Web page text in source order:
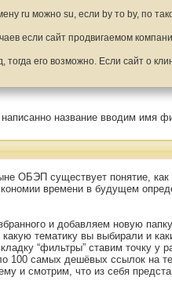
ru можно su, если by то by, по
если сайт продвигаемом
тогда его возможно. Если сайт о
название вводим имя
ОБЭП существует понятие, как
времени в будущем
и добавляем новую
какую тематику вы выбирали и
“фильтры” ставим точку у
100 самых дешёвых ссылок на
и смотрим, что из себя